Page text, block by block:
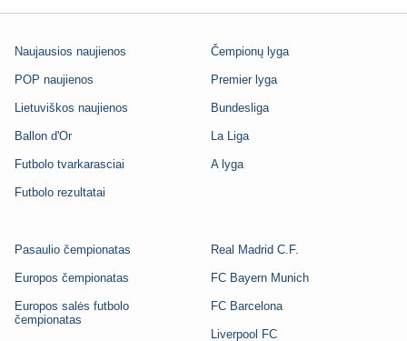
Naujausios naujienos
POP naujienos
Lietuviškos naujienos
Ballon d'Or
Futbolo tvarkarasciai
Futbolo rezultatai
Čempionų lyga
Premier lyga
Bundesliga
La Liga
A lyga
Pasaulio čempionatas
Europos čempionatas
Europos salės futbolo
čempionatas
Real Madrid C.F.
FC Bayern Munich
FC Barcelona
Liverpool FC